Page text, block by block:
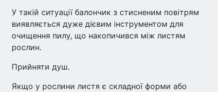
У такій ситуації балончик з стисненим повітрям
виявляється дуже дієвим інструментом для
очищення пилу, що накопичився між листям
рослин.
Прийняти душ.
Якщо у рослини листя є складної форми або